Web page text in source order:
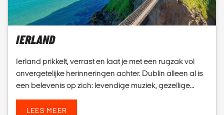
IERLAND
Ierland prikkelt, verrast en laat je met een rugzak vol
onvergetelijke herinneringen achter. Dublin alleen al is
een belevenis op zich: levendige muziek, gezellige
LEES MEER